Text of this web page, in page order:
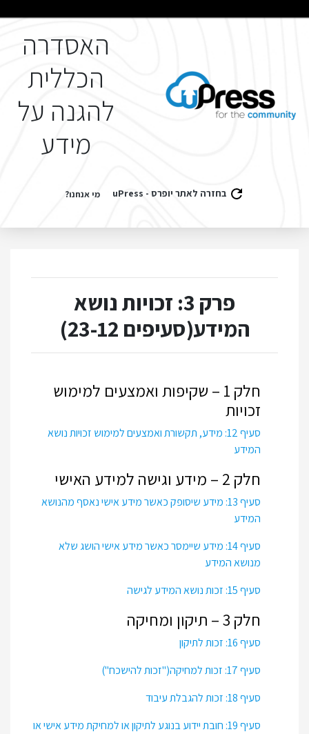
האסדרה
הכללית
להגנה על
מידע
בחזרה לאתר יופרס - uPress מי אנחנו?
פרק 3: זכויות נושא
המידע(סעיפים 23-12)
חלק 1 – שקיפות ואמצעים למימוש
זכויות
סעיף 12: מידע, תקשורת ואמצעים למימוש זכויות נושא
המידע
חלק 2 – מידע וגישה למידע האישי
סעיף 13: מידע שיסופק כאשר מידע אישי נאסף מהנושא
המידע
סעיף 14: מידע שיימסר כאשר מידע אישי הושג שלא
מנושא המידע
סעיף 15: זכות נושא המידע לגישה
חלק 3 – תיקון ומחיקה
סעיף 16: זכות לתיקון
סעיף 17: זכות למחיקה("זכות להישכח")
סעיף 18: זכות להגבלת עיבוד
סעיף 19: חובת יידוע בנוגע לתיקון או למחיקת מידע אישי או